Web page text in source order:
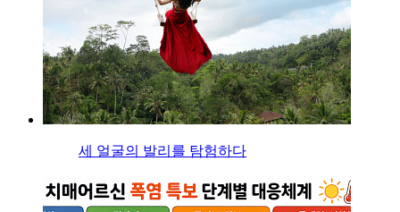
세 얼굴의 발리를 탐험하다